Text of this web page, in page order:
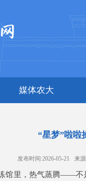
媒体农大
“星梦”啦啦
发布时间:2026-05-21 来
里，热气蒸腾——不